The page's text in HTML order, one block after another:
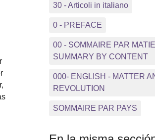
30 - Articoli in italiano
0 - PREFACE
00 - SOMMAIRE PAR
SUMMARY BY CONTENT
000- ENGLISH - MATTER
REVOLUTION
SOMMAIRE PAR PAYS